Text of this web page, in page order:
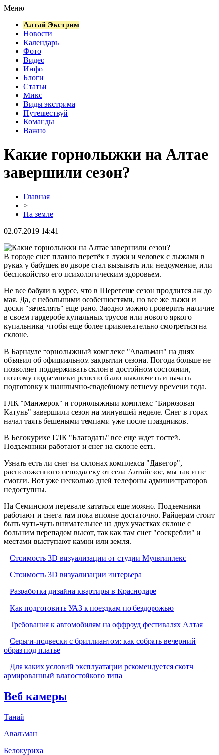
Меню
Алтай Экстрим
Новости
Календарь
Фото
Видео
Инфо
Блоги
Статьи
Микс
Виды экстрима
Путешествуй
Команды
Важно
Какие горнолыжки на Алтае
завершили сезон?
Главная
>
На земле
02.07.2019 14:41
В городе снег плавно перетёк в лужи и человек с лыжами в
руках у бабушек во дворе стал вызывать или недоумение, или
беспокойство его психологическим здоровьем.
Не все бабули в курсе, что в Шерегеше сезон продлится аж до
мая. Да, с небольшими особенностями, но все же лыжи и
доски "зачехлять" еще рано. Заодно можно проверить наличие
в своем гардеробе купальных трусов или нового яркого
купальника, чтобы еще более привлекательно смотреться на
склоне.
В Барнауле горнолыжный комплекс "Авальман" на днях
объявил об официальном закрытии сезона. Погода больше не
позволяет поддерживать склон в достойном состоянии,
поэтому подъемники решено было выключить и начать
подготовку к шашлычно-свадебному летнему времени года.
ГЛК "Манжерок" и горнолыжный комплекс "Бирюзовая
Катунь" завершили сезон на минувшей неделе. Снег в горах
начал таять бешеными темпами уже после праздников.
В Белокурихе ГЛК "Благодать" все еще ждет гостей.
Подъемники работают и снег на склоне есть.
Узнать есть ли снег на склонах комплекса "Давегор",
расположенного неподалеку от села Алтайское, мы так и не
смогли. Вот уже несколько дней телефоны администраторов
недоступны.
На Семинском перевале кататься еще можно. Подъемники
работают и снега там пока вполне достаточно. Райдерам стоит
быть чуть-чуть внимательнее на двух участках склоне с
большим перепадом высот, так как там снег "соскребли" и
местами выступают камни или земля.
Стоимость 3D визуализации от студии Мультиплекс
Стоимость 3D визуализации интерьера
Разработка дизайна квартиры в Краснодаре
Как подготовить УАЗ к поездкам по бездорожью
Требования к автомобилям на оффроуд фестивалях Алтая
Серьги-подвески с бриллиантом: как собрать вечерний
образ под платье
Для каких условий эксплуатации рекомендуется скотч
армированный влагостойкого типа
Веб камеры
Танай
Авальман
Белокуриха